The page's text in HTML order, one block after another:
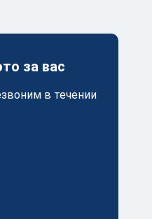
за вас
в течении